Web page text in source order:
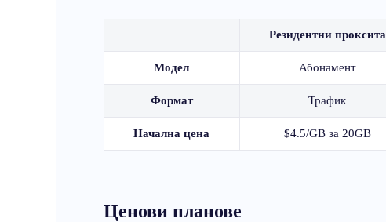
Резидентни проксита
Модел Абонамент
Формат Трафик
Начална цена $4.5/GB за 20GB
Ценови планове